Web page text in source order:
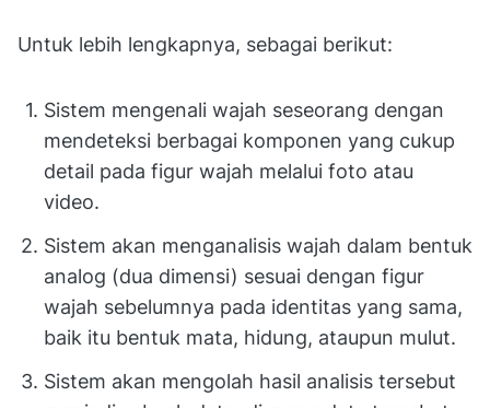
Untuk lebih lengkapnya, sebagai berikut:
Sistem mengenali wajah seseorang dengan
mendeteksi berbagai komponen yang cukup
detail pada figur wajah melalui foto atau
video.
Sistem akan menganalisis wajah dalam bentuk
analog (dua dimensi) sesuai dengan figur
wajah sebelumnya pada identitas yang sama,
baik itu bentuk mata, hidung, ataupun mulut.
Sistem akan mengolah hasil analisis tersebut